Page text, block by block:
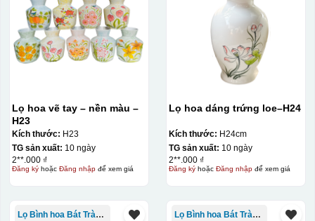
Lọ hoa vẽ tay – nền màu –
H23
Kích thước: H23
TG sản xuất: 10 ngày
2**.000 ₫
Đăng kýhoặc Đăng nhậpđể xem giá
Lọ hoa dáng trứng loe–H24
Kích thước: H24cm
TG sản xuất: 10 ngày
2**.000 ₫
Đăng kýhoặc Đăng nhậpđể xem giá
Lọ Bình hoa Bát Tràng in logo Lọ Bình hoa Bát Tràng in logo